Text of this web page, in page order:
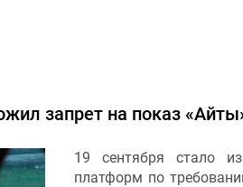
запрет на показ
19 сентября стало
платформ по